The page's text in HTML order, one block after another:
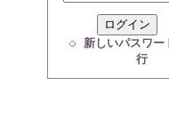
新しいパスワー
行